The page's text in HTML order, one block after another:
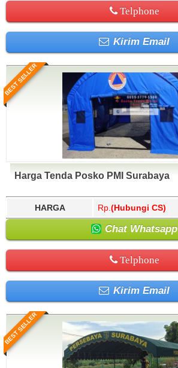
Telphone
Kirim Email
BEST SELLER
Harga Tenda Posko PMI Surabaya
HARGA Rp. (Hubungi CS)
Chat Whatsapp
Telphone
Kirim Email
BEST SELLER